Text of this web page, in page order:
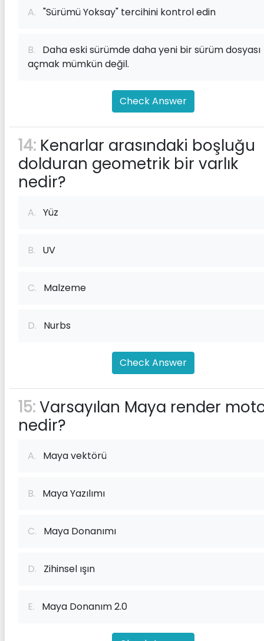
A. "Sürümü Yoksay" tercihini kontrol edin
B. Daha eski sürümde daha yeni bir sürüm dosyası
açmak mümkün değil.
Check Answer
14: Kenarlar arasındaki boşluğu
dolduran geometrik bir varlık
nedir?
A. Yüz
B. UV
C. Malzeme
D. Nurbs
Check Answer
15:Varsayılan Maya render
nedir?
A. Maya vektörü
B. Maya Yazılımı
C. Maya Donanımı
D. Zihinsel ışın
E. Maya Donanım 2.0